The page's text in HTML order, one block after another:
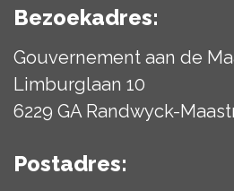
Bezoekadres:
Gouvernement aan de
Limburglaan 10
6229 GA Randwyck-
Postadres: